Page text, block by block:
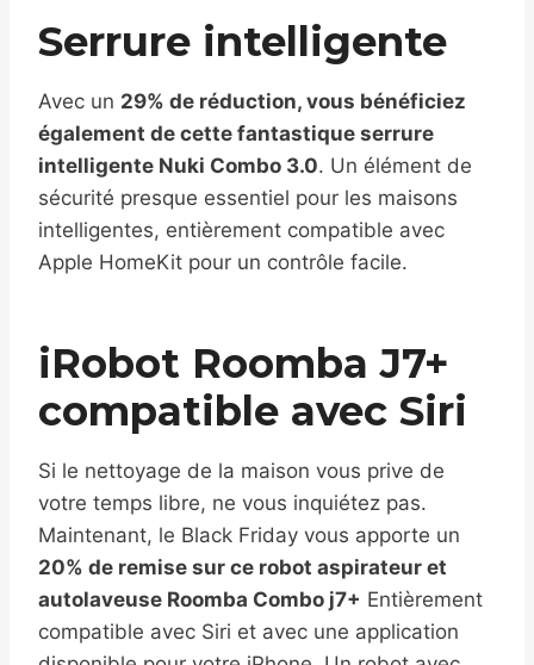
Serrure intelligente
Avec un 29% de réduction, vous bénéficiez
également de cette fantastique serrure
intelligente Nuki Combo 3.0. Un élément de
sécurité presque essentiel pour les maisons
intelligentes, entièrement compatible avec
Apple HomeKit pour un contrôle facile.
iRobot Roomba J7+
compatible avec Siri
Si le nettoyage de la maison vous prive de
votre temps libre, ne vous inquiétez pas.
Maintenant, le Black Friday vous apporte un
20% de remise sur ce robot aspirateur et
autolaveuse Roomba Combo j7+ Entièrement
compatible avec Siri et avec une application